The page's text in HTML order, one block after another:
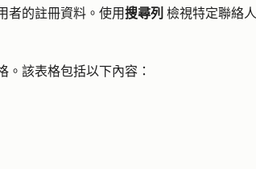
者的註冊資料。使用搜尋列 檢視特定聯絡人
該表格包括以下內容：